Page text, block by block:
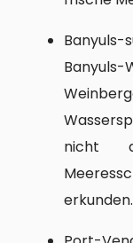
nicht
erkunden.